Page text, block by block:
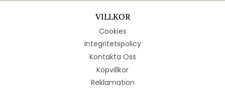
VILLKOR
Cookies
Integritetspolicy
Kontakta Oss
Köpvillkor
Reklamation